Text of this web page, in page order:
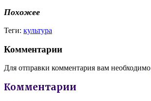
Похожее
Теги: культура
Комментарии
Для отправки комментария вам необходимо
Комментарии